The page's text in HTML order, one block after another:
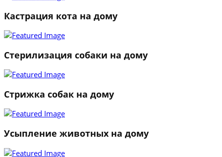
Кастрация кота на дому
Стерилизация собаки на дому
Стрижка собак на дому
Усыпление животных на дому